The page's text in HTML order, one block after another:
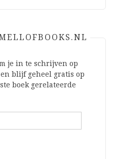
je in te schrijven op
blijf geheel gratis op
boek gerelateerde